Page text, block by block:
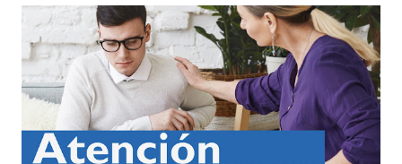
social entre otras especialidades. DATOS DE CONTACTO
TELÉFONOS +51 997 784 174 +51 964 212 311
UBICACIÓN Avenida Javier Prado Este 3701 San Borja
(Atención Previa Cita) Lima Perú SESIÓN HORARIOS DE
ATENCIÓN PSICOLÓGICA MEDIOS DE PAGO PARA LA
SESIÓN DE PSICOLOGÍA ATENCIÓN PSICOLÓGICA VIRTUAL